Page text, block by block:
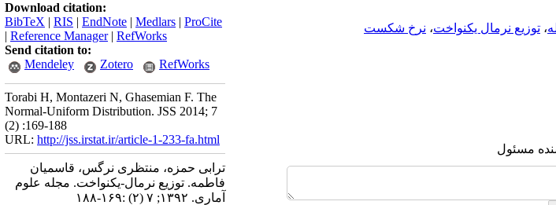
، توزیع نرمال یکنواخت، نرخ شکست
مسئول
Download citation:
BibTeX | RIS | EndNote | Medlars | ProCite
| Reference Manager| RefWorks
Send citation to:
Mendeley
Zotero RefWorks
Torabi H, Montazeri N, Ghasemian F. The
Normal-Uniform Distribution. JSS 2014; 7
(2) :169-188
URL: http://jss.irstat.ir/article-1-233-fa.html
ترابی حمزه، منتظری نرگس، قاسمیان
فاطمه. توزیع نرمال-یکنواخت. مجله علوم
آماری. ۱۳۹۲; ۷ (۲) :۱۶۹-۱۸۸